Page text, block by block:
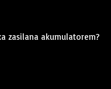
zasilana akumulatorem?